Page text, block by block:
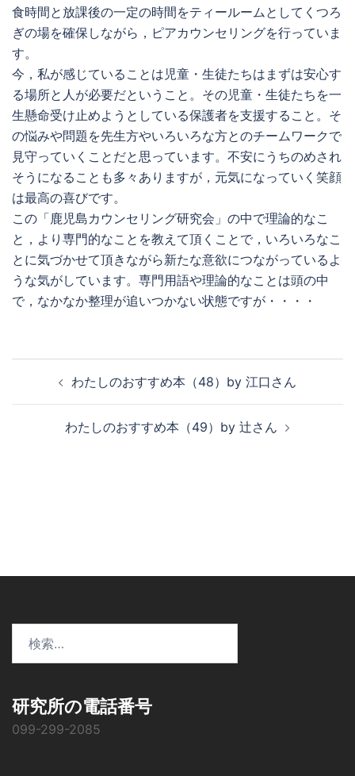
食時間と放課後の一定の時間をティールームとしてくつろ
ぎの場を確保しながら，ピアカウンセリングを行っていま
す。
今，私が感じていることは児童・生徒たちはまずは安心す
る場所と人が必要だということ。その児童・生徒たちを一
生懸命受け止めようとしている保護者を支援すること。そ
の悩みや問題を先生方やいろいろな方とのチームワークで
見守っていくことだと思っています。不安にうちのめされ
そうになることも多々ありますが，元気になっていく笑顔
は最高の喜びです。
この「鹿児島カウンセリング研究会」の中で理論的なこ
と，より専門的なことを教えて頂くことで，いろいろなこ
とに気づかせて頂きながら新たな意欲につながっているよ
うな気がしています。専門用語や理論的なことは頭の中
で，なかなか整理が追いつかない状態ですが・・・・
わたしのおすすめ本（48）by 江口さん
わたしのおすすめ本（49）by 辻さん
研究所の電話番号
099-299-2085